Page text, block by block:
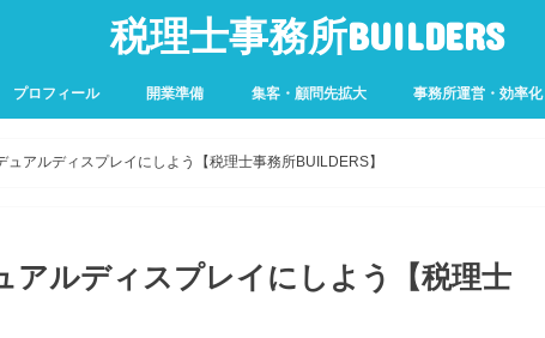
税理士事務所BUILDERS
プロフィール 開業準備 集客・顧問先拡大 事務所運営・効率化
ュアルディスプレイにしよう【税理士事務所BUILDERS】
アルディスプレイにしよう【税理士